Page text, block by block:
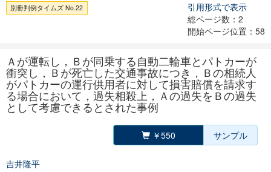
別冊判例タイムズ No.22
引用形式で表示
総ページ数：2
開始ページ位置：58
Ａが運転し，Ｂが同乗する自動二輪車とパトカーが
衝突し，Ｂが死亡した交通事故につき，Ｂの相続人
がパトカーの運行供用者に対して損害賠償を請求す
る場合において，過失相殺上，Ａの過失をＢの過失
として考慮できるとされた事例
￥550 サンプル
吉井隆平